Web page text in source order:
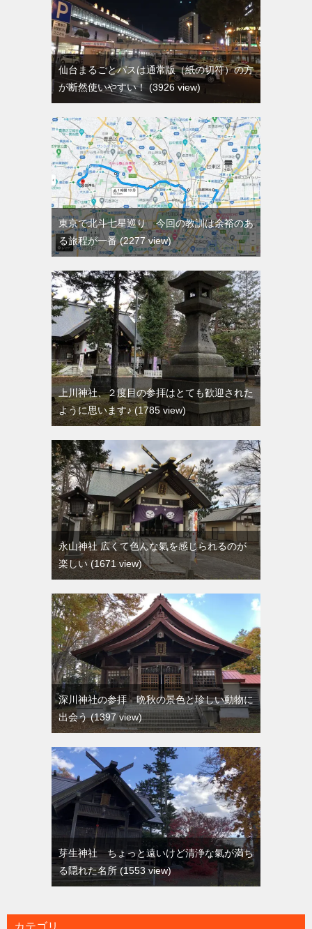
仙台まるごとパスは通常版（紙の切符）の方
が断然使いやすい！
3926 view
東京で北斗七星巡り 今回の教訓は余裕のあ
る旅程が一番 2277 view
上川神社、２度目の参拝はとても歓迎された
ように思います♪ 1785 view
永山神社 広くて色んな氣を感じられるのが
楽しい
1671 view
深川神社の参拝 晩秋の景色と珍しい動物に
出会う 1397 view
芽生神社 ちょっと遠いけど清浄な氣が満ち
る隠れた名所 1553 view
カテゴリ